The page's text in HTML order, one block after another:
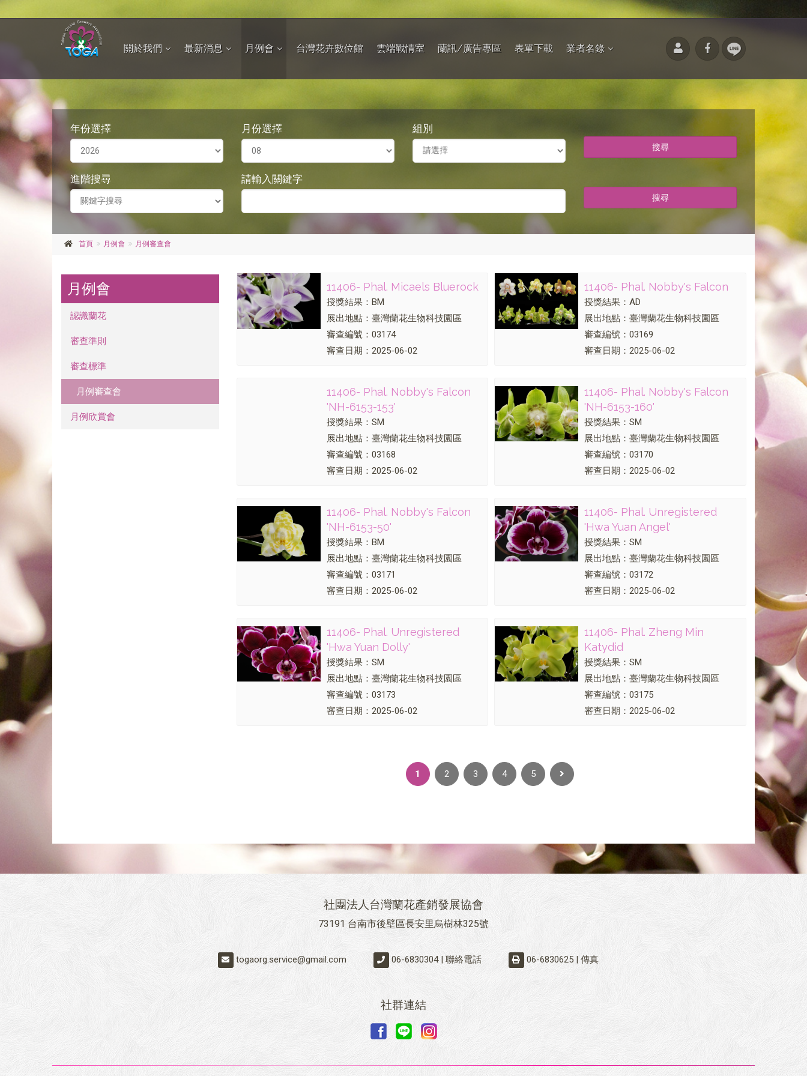
關於我們 最新消息 月例會 台灣花卉數位館 雲端戰情室 蘭訊/廣告專區 表單下載 業者名錄
年份選擇 月份選擇 組別
搜尋
進階搜尋 請輸入關鍵字
搜尋
首頁 月例會 月例審查會
月例會
認識蘭花
審查準則
審查標準
月例審查會
月例欣賞會
11406- Phal. Micaels Bluerock
授獎結果：BM
展出地點：臺灣蘭花生物科技園區
審查編號：03174
審查日期：2025-06-02
11406- Phal. Nobby's Falcon
授獎結果：AD
展出地點：臺灣蘭花生物科技園區
審查編號：03169
審查日期：2025-06-02
11406- Phal. Nobby's Falcon
'NH-6153-153'
授獎結果：SM
展出地點：臺灣蘭花生物科技園區
審查編號：03168
審查日期：2025-06-02
11406- Phal. Nobby's Falcon
'NH-6153-160'
授獎結果：SM
展出地點：臺灣蘭花生物科技園區
審查編號：03170
審查日期：2025-06-02
11406- Phal. Nobby's Falcon
'NH-6153-50'
授獎結果：BM
展出地點：臺灣蘭花生物科技園區
審查編號：03171
審查日期：2025-06-02
11406- Phal. Unregistered
'Hwa Yuan Angel'
授獎結果：SM
展出地點：臺灣蘭花生物科技園區
審查編號：03172
審查日期：2025-06-02
11406- Phal. Unregistered
'Hwa Yuan Dolly'
授獎結果：SM
展出地點：臺灣蘭花生物科技園區
審查編號：03173
審查日期：2025-06-02
11406- Phal. Zheng Min
Katydid
授獎結果：SM
展出地點：臺灣蘭花生物科技園區
審查編號：03175
審查日期：2025-06-02
1 2 3 4 5
社團法人台灣蘭花產銷發展協會
73191 台南市後壁區長安里烏樹林325號
togaorg.service@gmail.com 06-6830304 | 聯絡電話 06-6830625 | 傳真
社群連結